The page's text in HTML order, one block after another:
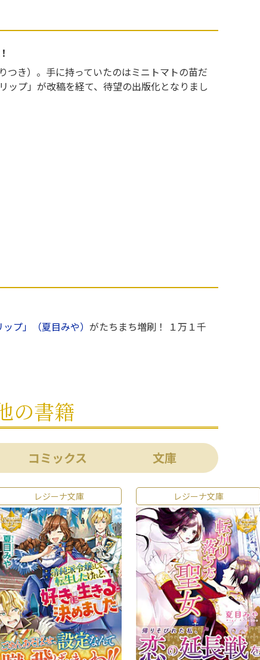
つき）。手に持っていたのはミニトマトの苗だ
プ」が改稿を経て、待望の出版化となりまし
ップ」（夏目みや） がたちまち増刷！ １万１千
の書籍
コミックス 文庫
レジーナ文庫 レジーナ文庫